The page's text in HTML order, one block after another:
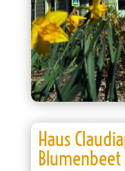
Haus
Blumenbeet